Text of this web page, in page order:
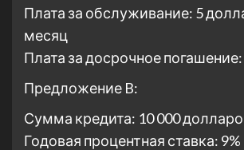
Плата за обслуживание: 5
месяц
Плата за досрочное
Предложение B:
Сумма кредита: 10 000
Годовая процентная ставка: 9%